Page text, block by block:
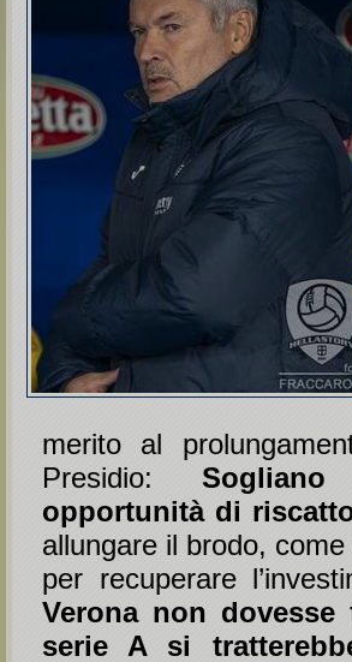
merito al
Presidio:
opportunità di
allungare il brodo,
per recuperare
Verona non
serie A si